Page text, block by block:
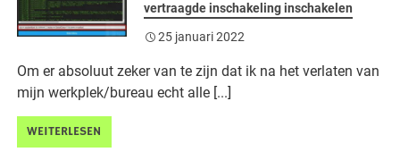
vertraagde inschakeling inschakelen
25 januari 2022
Om er absoluut zeker van te zijn dat ik na het verlaten van
mijn werkplek/bureau echt alle [...]
WEITERLESEN